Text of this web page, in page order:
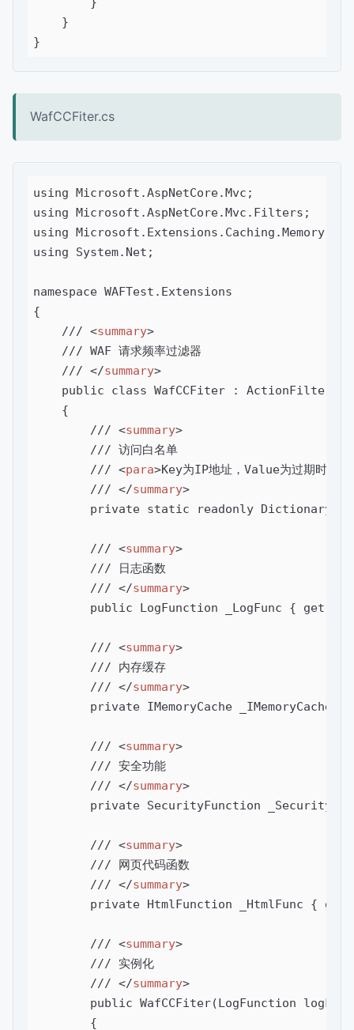
    }
}
WafCCFiter.cs
using Microsoft.AspNetCore.Mvc;
using Microsoft.AspNetCore.Mvc.Filters;
using Microsoft.Extensions.Caching.Memory;
using System.Net;
namespace WAFTest.Extensions
{
    ///
<summary>
    /// WAF 请求频率过滤器
    ///
</summary>
public class WafCCFiter :
    {
        ///
<summary>
        /// 访问白名单
        ///
<para>Key为IP地址，Value为过期时间
        ///
</summary>
        private static readonly Dictionary
        ///
<summary>
        /// 日志函数
        ///
</summary>
        public LogFunction _LogFunc { get; }
        ///
<summary>
        /// 内存缓存
        ///
</summary>
private IMemoryCache _IMemoryCache {
        ///
<summary>
        /// 安全功能
        ///
</summary>
private SecurityFunction
        ///
<summary>
        /// 网页代码函数
        ///
</summary>
private HtmlFunction _HtmlFunc {
        ///
<summary>
        /// 实例化
        ///
</summary>
public WafCCFiter(LogFunction
        {